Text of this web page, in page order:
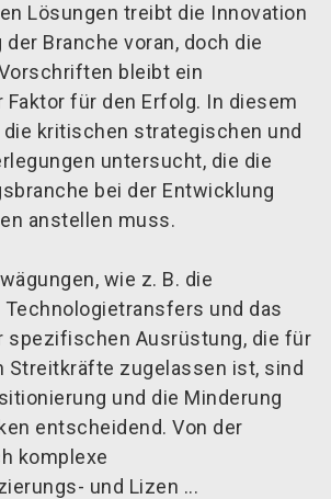
Lösungen treibt die Innovation
Branche voran, doch die
bleibt ein
für den Erfolg. In diesem
kritischen strategischen und
untersucht, die die
bei der Entwicklung
anstellen muss.
wie z. B. die
und das
spezifischen Ausrüstung, die für
Streitkräfte zugelassen ist, sind
und die Minderung
entscheidend. Von der
komplexe
und Lizen ...